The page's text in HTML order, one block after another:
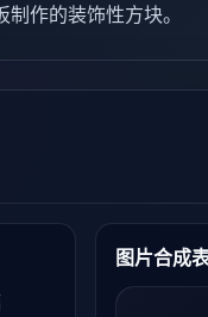
作的装饰性方块。
图片合成